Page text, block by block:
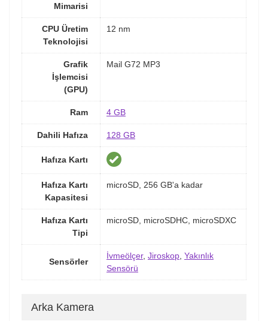
Mimarisi
CPU Üretim
Teknolojisi
12 nm
Grafik
İşlemcisi
(GPU)
Mail G72 MP3
Ram 4 GB
Dahili Hafıza 128 GB
Hafıza Kartı
Hafıza Kartı
Kapasitesi
microSD, 256 GB'a kadar
Hafıza Kartı
Tipi
microSD, microSDHC, microSDXC
Sensörler
İvmeölçer, Jiroskop Yakınlık
Sensörü
Arka Kamera